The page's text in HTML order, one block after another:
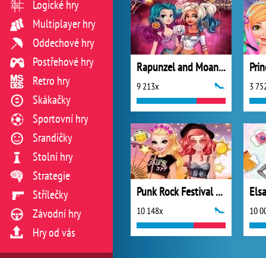
Rapunzel and Moana's Halloween Party
9 213x 3
Punk Rock Festival Queens
10 148x 10
Logické hry
Multiplayer hry
Oddechové hry
Postřehové hry
Retro hry
Skákačky
Sportovní hry
Srandičky
Stolní hry
Strategie
Střílečky
Závodní hry
Hry od vás